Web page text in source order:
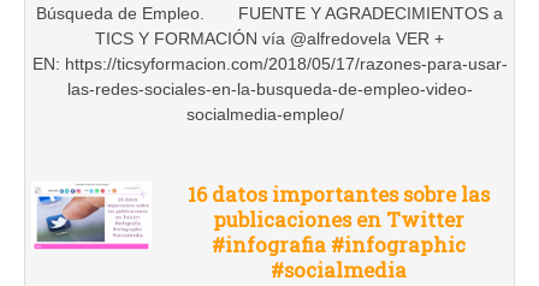
Búsqueda de Empleo. FUENTE Y AGRADECIMIENTOS a
TICS Y FORMACIÓN vía @alfredovela VER +
EN: https://ticsyformacion.com/2018/05/17/razones-para-usar-
las-redes-sociales-en-la-busqueda-de-empleo-video-
socialmedia-empleo/
16 datos importantes sobre las
publicaciones en Twitter
#infografia #infographic
#socialmedia